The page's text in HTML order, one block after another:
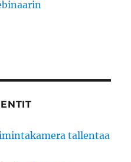
tallentaa